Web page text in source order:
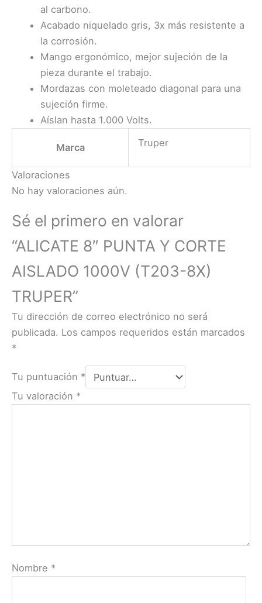
al carbono.
Acabado niquelado gris, 3x más resistente a
la corrosión.
Mango ergonómico, mejor sujeción de la
pieza durante el trabajo.
Mordazas con moleteado diagonal para una
sujeción firme.
Aíslan hasta 1.000 Volts.
Marca Truper
Valoraciones
No hay valoraciones aún.
Sé el primero en valorar
“ALICATE 8″ PUNTA Y CORTE
AISLADO 1000V (T203-8X)
TRUPER”
Tu dirección de correo electrónico no será
publicada. Los campos requeridos están marcados
*
Tu puntuación *
Tu valoración *
Nombre *